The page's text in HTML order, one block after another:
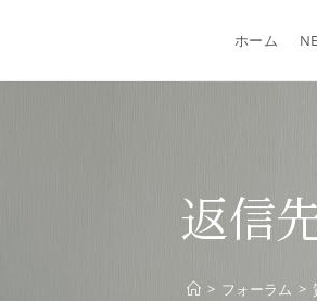
ホーム
返信
> フォーラム >